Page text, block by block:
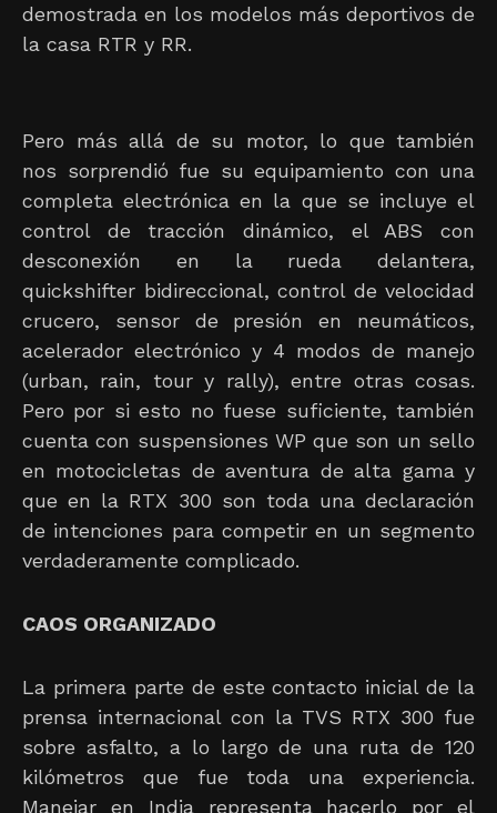
demostrada en los modelos más deportivos de
la casa RTR y RR.
Pero más allá de su motor, lo que también
nos sorprendió fue su equipamiento con una
completa electrónica en la que se incluye el
control de tracción dinámico, el ABS con
desconexión en la rueda delantera,
quickshifter bidireccional, control de velocidad
crucero, sensor de presión en neumáticos,
acelerador electrónico y 4 modos de manejo
(urban, rain, tour y rally), entre otras cosas.
Pero por si esto no fuese suficiente, también
cuenta con suspensiones WP que son un sello
en motocicletas de aventura de alta gama y
que en la RTX 300 son toda una declaración
de intenciones para competir en un segmento
verdaderamente complicado.
CAOS ORGANIZADO
La primera parte de este contacto inicial de la
prensa internacional con la TVS RTX 300 fue
sobre asfalto, a lo largo de una ruta de 120
kilómetros que fue toda una experiencia.
Manejar en India representa hacerlo por el